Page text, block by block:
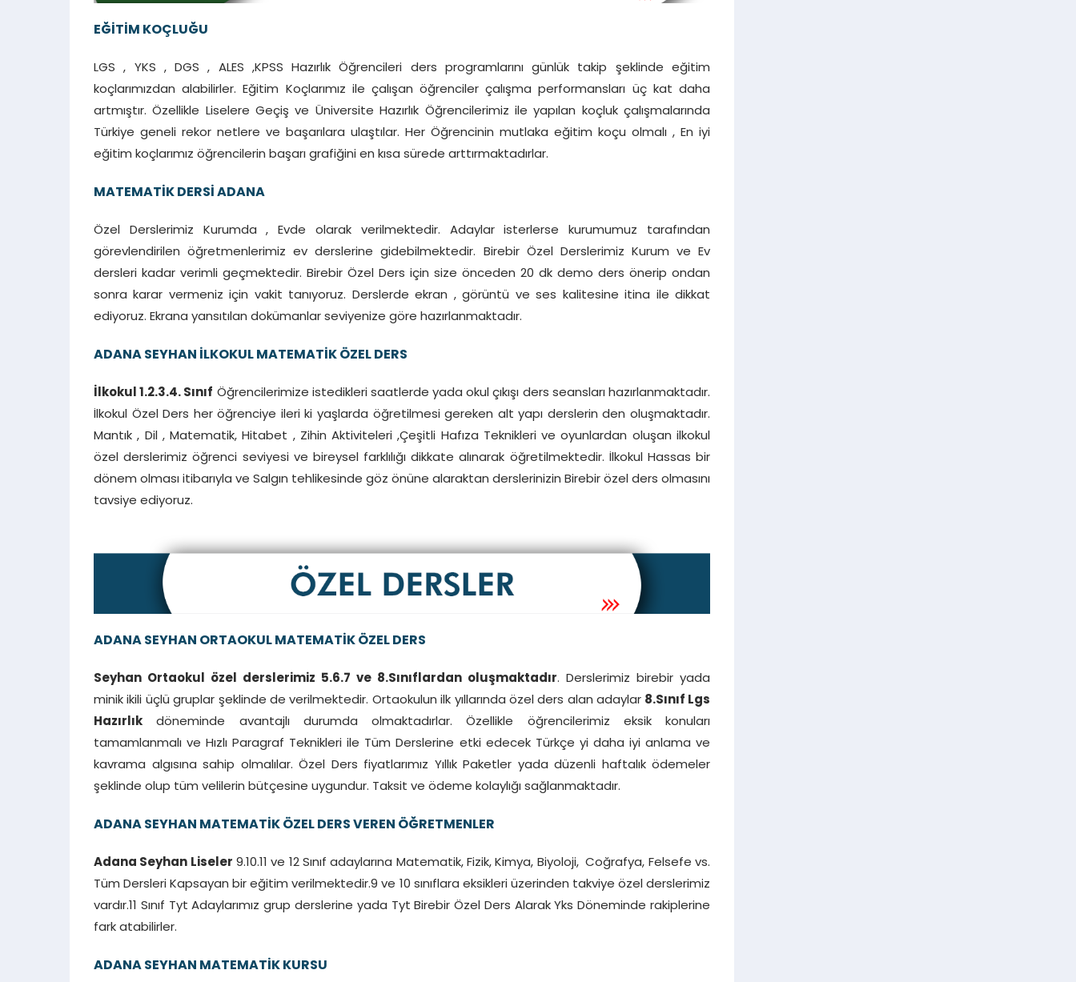
EĞİTİM KOÇLUĞU
LGS , YKS , DGS , ALES ,KPSS Hazırlık Öğrencileri ders programlarını günlük takip şeklinde eğitim
koçlarımızdan alabilirler. Eğitim Koçlarımız ile çalışan öğrenciler çalışma performansları üç kat daha
artmıştır. Özellikle Liselere Geçiş ve Üniversite Hazırlık Öğrencilerimiz ile yapılan koçluk çalışmalarında
Türkiye geneli rekor netlere ve başarılara ulaştılar. Her Öğrencinin mutlaka eğitim koçu olmalı , En iyi
eğitim koçlarımız öğrencilerin başarı grafiğini en kısa sürede arttırmaktadırlar.
MATEMATİK DERSİ ADANA
Özel Derslerimiz Kurumda , Evde olarak verilmektedir. Adaylar isterlerse kurumumuz tarafından
görevlendirilen öğretmenlerimiz ev derslerine gidebilmektedir. Birebir Özel Derslerimiz Kurum ve Ev
dersleri kadar verimli geçmektedir. Birebir Özel Ders için size önceden 20 dk demo ders önerip ondan
sonra karar vermeniz için vakit tanıyoruz. Derslerde ekran , görüntü ve ses kalitesine itina ile dikkat
ediyoruz. Ekrana yansıtılan dokümanlar seviyenize göre hazırlanmaktadır.
ADANA SEYHAN İLKOKUL MATEMATİK ÖZEL DERS
İlkokul 1.2.3.4. Sınıf Öğrencilerimize istedikleri saatlerde yada okul çıkışı ders seansları hazırlanmaktadır.
İlkokul Özel Ders her öğrenciye ileri ki yaşlarda öğretilmesi gereken alt yapı derslerin den oluşmaktadır.
Mantık , Dil , Matematik, Hitabet , Zihin Aktiviteleri ,Çeşitli Hafıza Teknikleri ve oyunlardan oluşan ilkokul
özel derslerimiz öğrenci seviyesi ve bireysel farklılığı dikkate alınarak öğretilmektedir. İlkokul Hassas bir
dönem olması itibarıyla ve Salgın tehlikesinde göz önüne alaraktan derslerinizin Birebir özel ders olmasını
tavsiye ediyoruz.
ADANA SEYHAN ORTAOKUL MATEMATİK ÖZEL DERS
Seyhan Ortaokul özel derslerimiz 5.6.7 ve 8.Sınıflardan oluşmaktadır. Derslerimiz birebir yada
minik ikili üçlü gruplar şeklinde de verilmektedir. Ortaokulun ilk yıllarında özel ders alan adaylar 8.Sınıf Lgs
Hazırlık döneminde avantajlı durumda olmaktadırlar. Özellikle öğrencilerimiz eksik konuları
tamamlanmalı ve Hızlı Paragraf Teknikleri ile Tüm Derslerine etki edecek Türkçe yi daha iyi anlama ve
kavrama algısına sahip olmalılar. Özel Ders fiyatlarımız Yıllık Paketler yada düzenli haftalık ödemeler
şeklinde olup tüm velilerin bütçesine uygundur. Taksit ve ödeme kolaylığı sağlanmaktadır.
ADANA SEYHAN MATEMATİK ÖZEL DERS VEREN ÖĞRETMENLER
Adana Seyhan Liseler 9.10.11 ve 12 Sınıf adaylarına Matematik, Fizik, Kimya, Biyoloji, Coğrafya, Felsefe vs.
Tüm Dersleri Kapsayan bir eğitim verilmektedir.9 ve 10 sınıflara eksikleri üzerinden takviye özel derslerimiz
vardır.11 Sınıf Tyt Adaylarımız grup derslerine yada Tyt Birebir Özel Ders Alarak Yks Döneminde rakiplerine
fark atabilirler.
ADANA SEYHAN MATEMATİK KURSU